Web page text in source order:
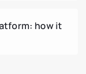
utilisateur-
how it